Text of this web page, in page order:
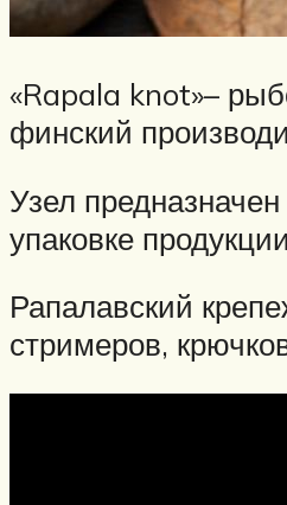
«Rapala knot»–
финский
Узел
упаковке
Рапалавский
стримеров,